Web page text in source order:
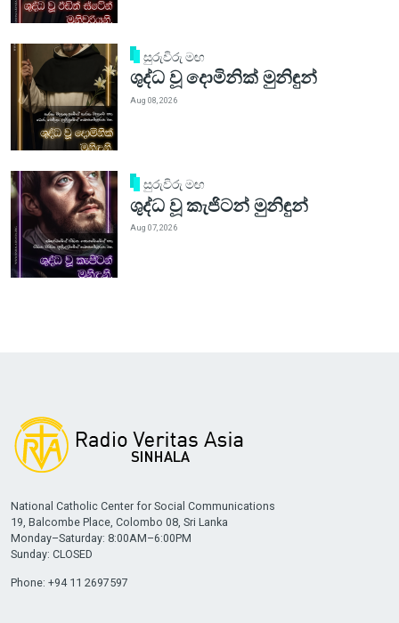
සුරුවිරු මඟ
ශුද්ධ වූ දොමිනික් මුනිඳුන්
Aug 08, 2026
සුරුවිරු මඟ
ශුද්ධ වූ කැජිටන් මුනිඳුන්
Aug 07, 2026
National Catholic Center for Social Communications
19, Balcombe Place, Colombo 08, Sri Lanka
Monday–Saturday: 8:00AM–6:00PM
Sunday: CLOSED
Phone: +94 11 2697597